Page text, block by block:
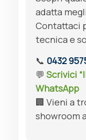
adatta
Contattaci
tecnica e
📞 0432
💬Scrivici
WhatsApp
🏢 Vieni a
showroom